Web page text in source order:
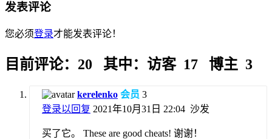
发表评论
您必须登录才能发表评论！
目前评论：20 其中：访客 17 博主 3
kerelenko 会员 3
登录以回复 2021年10月31日 22:04 沙发
买了它。 These are good cheats! 谢谢！